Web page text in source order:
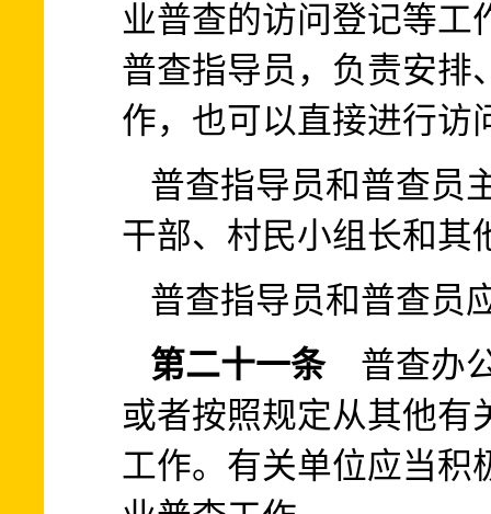
业普查的访问登记等工
普查指导员，负责安排
作，也可以直接进行访
普查指导员和普查员
干部、村民小组长和其
普查指导员和普查员
第二十一条普查办公
或者按照规定从其他有
工作。有关单位应当积